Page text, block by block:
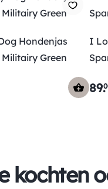
Hondenjas
Green
I
89.
kochten